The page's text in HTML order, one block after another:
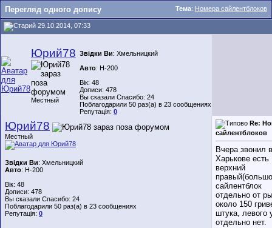
Тема: Номера сайлентблоков
Перегляд одного допису
29.10.2014, 07:33
Юрий78
Местный
Звідки Ви: Хмельницкий
Авто: Н-200
Вік: 48
Дописи: 478
Вы сказали Спасибо: 24
Поблагодарили 50 раз(а) в 23 сообщениях
Репутація: 0
Юрий78
Местный
Звідки Ви: Хмельницкий
Авто: Н-200
Вік: 48
Дописи: 478
Вы сказали Спасибо: 24
Поблагодарили 50 раз(а) в 23 сообщениях
Репутація: 0
Re:
сайлентблоков
Вчера звонил в
Харькове есть
верхний
сайлентблок
отдельно от
около 150
штука, левого
отдельно нет.